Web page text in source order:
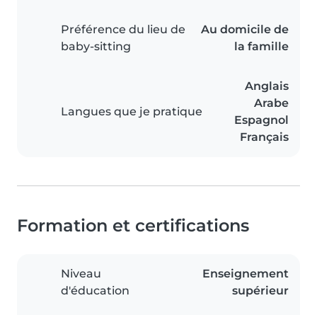
Préférence du lieu de
baby-sitting
Au domicile de
la famille
Langues que je pratique
Anglais
Arabe
Espagnol
Français
Formation et certifications
Niveau
d'éducation
Enseignement
supérieur